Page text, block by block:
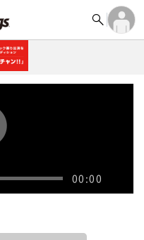





00:00